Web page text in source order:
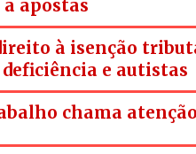
apostas
à isenção
deficiência e autistas
chama